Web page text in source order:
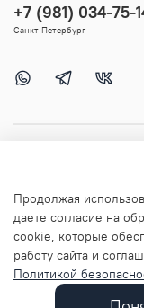
Помощь и
О магазине
+7 (981) 034-75-
Санкт-Петербург
Продолжая
даете согласие на
cookie, которые
работу сайта и
Политикой